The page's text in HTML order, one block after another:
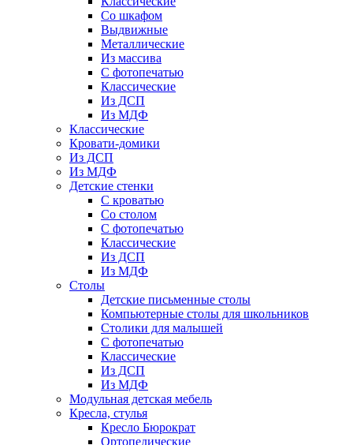
Со шкафом
Выдвижные
Металлические
Из массива
С фотопечатью
Классические
Из ДСП
Из МДФ
Классические
Кровати-домики
Из ДСП
Из МДФ
Детские стенки
С кроватью
Со столом
С фотопечатью
Классические
Из ДСП
Из МДФ
Столы
Детские письменные столы
Компьютерные столы для школьников
Столики для малышей
С фотопечатью
Классические
Из ДСП
Из МДФ
Модульная детская мебель
Кресла, стулья
Кресло Бюрократ
Ортопедические